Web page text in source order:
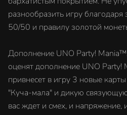
разнообразить игру благодаря
50/50 и правилу золотой
Дополнение UNO Party!
оценят дополнение UNO Party!
привнесет в игру 3 новые
"Куча-мала" и дикую
вас ждет и смех, и